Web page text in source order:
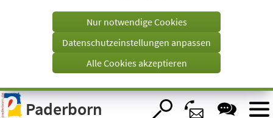
Visuelle
Assistenzsoftware
öffnen.
einem
Tab)
Nur notwendige Cookies
Datenschutzeinstellungen anpassen
Alle Cookies akzeptieren
Paderborn